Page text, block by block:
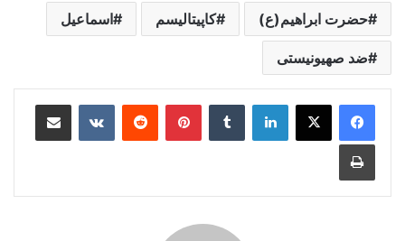
حضرت ابراهیم(ع) کاپیتالیسم اسماعیل
ضد صهیونیستی
لینکدین ‫تامبلر ‫پین‌ترست‫رددیت ‫VKontakteاشتراک گذاری از طریق ایمیل
چاپ